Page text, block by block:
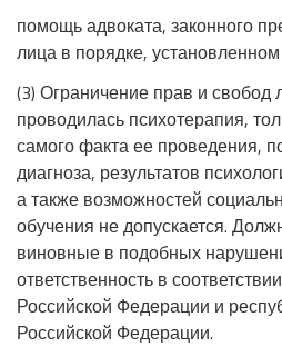
помощь адвоката, законного
лица в порядке,
(3) Ограничение прав и свобод
проводилась психотерапия,
самого факта ее проведения,
диагноза, результатов
а также возможностей
обучения не допускается.
виновные в подобных
ответственность в
Российской Федерации и
Российской Федерации.